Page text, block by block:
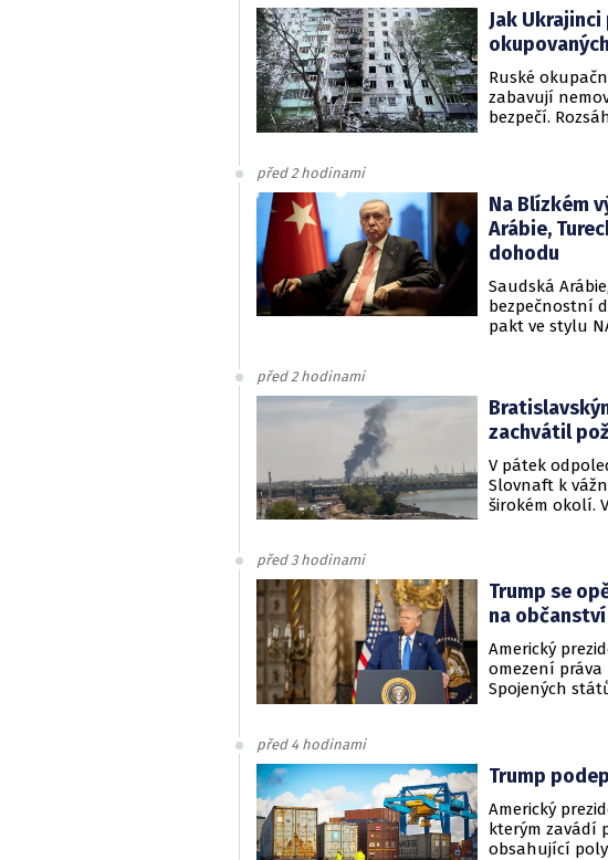
Jak
Ruské
zabavují
bezpečí.
před 2 hodinami
Na Blízkém
Arábie,
dohodu
Saudská
bezpečnostní
pakt ve stylu
před 2 hodinami
zachvátil
V pátek
Slovnaft k
širokém okolí.
před 3 hodinami
Trump se
na občanství
Americký
omezení
Spojených
před 4 hodinami
Trump
Americký
kterým zavádí
obsahující